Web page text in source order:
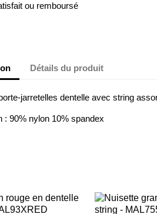
ou remboursé
Détails du produit
jarretelles dentelle avec string
: 90% nylon 10% spandex